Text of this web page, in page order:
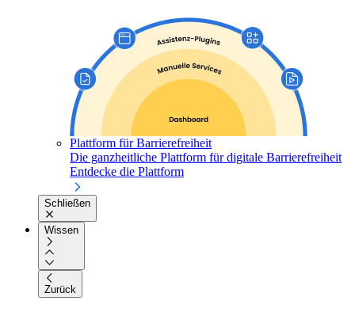
Plattform für Barrierefreiheit
Die ganzheitliche Plattform für digitale Barrierefreiheit
Entdecke die Plattform
Schließen
Wissen
Zurück